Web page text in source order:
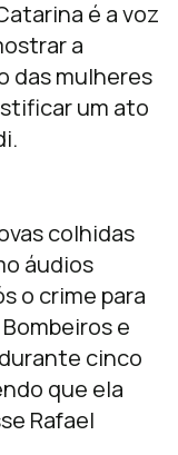
é a voz
a
das mulheres
um ato
colhidas
áudios
o crime para
e
cinco
que ela
Rafael